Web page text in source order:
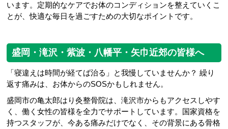
います。定期的なケアでお体のコンディションを整えていくこ
とが、快適な毎日を過ごすための大切なポイントです。
盛岡・滝沢・紫波・八幡平・矢巾近郊の皆様へ
「寝違えは時間が経てば治る」と我慢していませんか？ 繰り
返す痛みは、お体からのSOSかもしれません。
盛岡市の亀太郎はり灸整骨院は、滝沢市からもアクセスしやす
く、働く女性の皆様を全力でサポートしています。国家資格を
持つスタッフが、今ある痛みだけでなく、その背景にある骨格